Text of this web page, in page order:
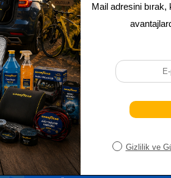
Üye
Sepetim
Bayi Kayıt
Bayi Girişi